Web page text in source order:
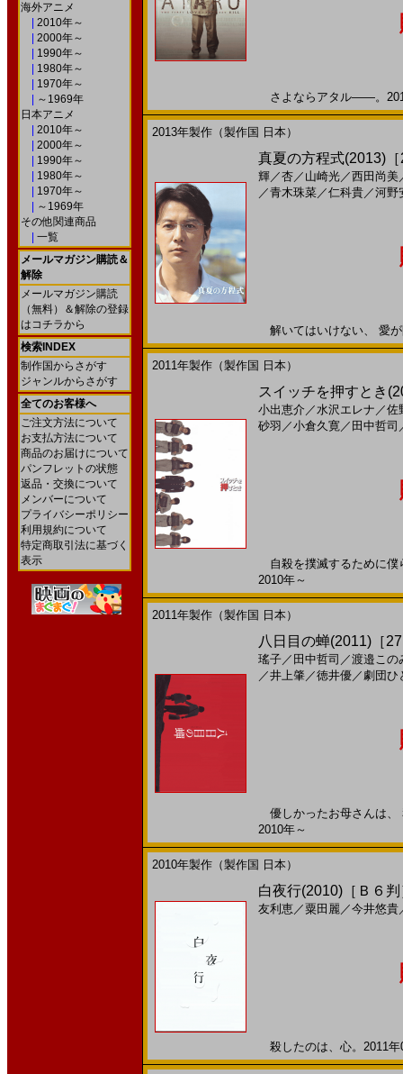
海外アニメ
2010年～
2000年～
1990年～
1980年～
1970年～
～1969年
日本アニメ
2010年～
2000年～
1990年～
1980年～
1970年～
～1969年
その他関連商品
一覧
メールマガジン購読＆
解除
メールマガジン購読
（無料）＆解除の登録
はコチラから
検索INDEX
制作国からさがす
ジャンルからさがす
全てのお客様へ
ご注文方法について
お支払方法について
商品のお届けについて
パンフレットの状態
返品・交換について
メンバーについて
プライバシーポリシー
利用規約について
特定商取引法に基づく
表示
さよならアタル――。
2013年製作（製作国 日本）
真夏の方程式(2013)
輝／杏／ 山崎光／西田尚美
／青木珠菜／仁科貴／河野
解いてはいけない、 愛
2011年製作（製作国 日本）
スイッチを押すとき
小出恵介 ／水沢エレナ ／佐
砂羽 ／小倉久寛／ 田中哲司
自殺を撲滅するために
2010年～
2011年製作（製作国 日本）
八日目の蝉(2011)［
瑤子／ 田中哲司 ／渡邉この
／井上肇／徳井優／ 劇団ひ
優しかったお母さんは
2010年～
2010年製作（製作国 日本）
白夜行(2010)［Ｂ６判
友利恵／粟田麗／今井悠貴
殺したのは、心。2011